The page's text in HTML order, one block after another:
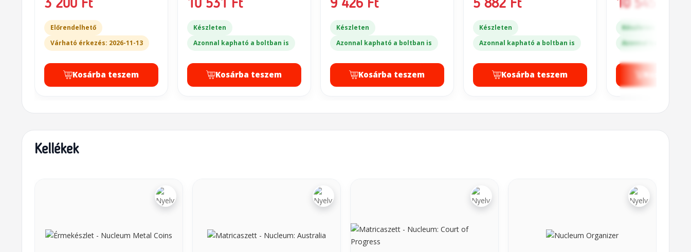
3 200 Ft
Előrendelhető
Várható érkezés: 2026-11-13
Kosárba teszem
10 531 Ft
Készleten
Azonnal kapható a boltban is
Kosárba teszem
9 426 Ft
Készleten
Azonnal kapható a boltban is
Kosárba teszem
5 882 Ft
Készleten
Azonnal kapható a boltban is
Kosárba teszem
10 545 Ft
Készleten
Azonnal kapható a
Kellékek